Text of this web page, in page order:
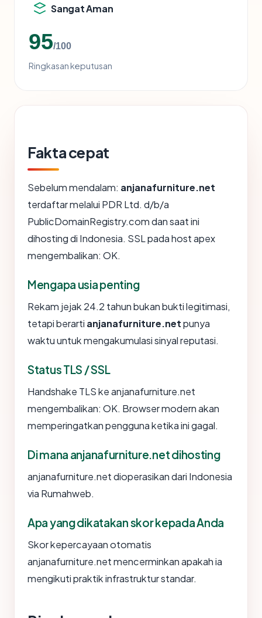
Sangat Aman
95/100
Ringkasan keputusan
Fakta cepat
Sebelum mendalam: anjanafurniture.net
terdaftar melalui PDR Ltd. d/b/a
PublicDomainRegistry.com dan saat ini
dihosting di Indonesia. SSL pada host apex
mengembalikan: OK.
Mengapa usia penting
Rekam jejak 24.2 tahun bukan bukti legitimasi,
tetapi berarti anjanafurniture.netpunya
waktu untuk mengakumulasi sinyal reputasi.
Status TLS / SSL
Handshake TLS ke anjanafurniture.net
mengembalikan: OK. Browser modern akan
memperingatkan pengguna ketika ini gagal.
Di mana anjanafurniture.net dihosting
anjanafurniture.net dioperasikan dari Indonesia
via Rumahweb.
Apa yang dikatakan skor kepada Anda
Skor kepercayaan otomatis
anjanafurniture.net mencerminkan apakah ia
mengikuti praktik infrastruktur standar.